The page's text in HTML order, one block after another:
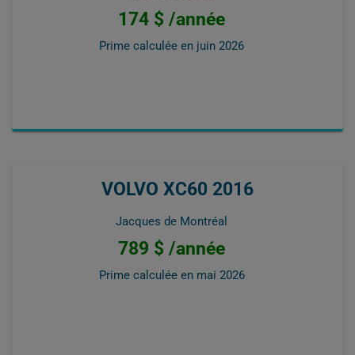
174 $ /année
Prime calculée en juin 2026
VOLVO XC60 2016
Jacques de Montréal
789 $ /année
Prime calculée en mai 2026